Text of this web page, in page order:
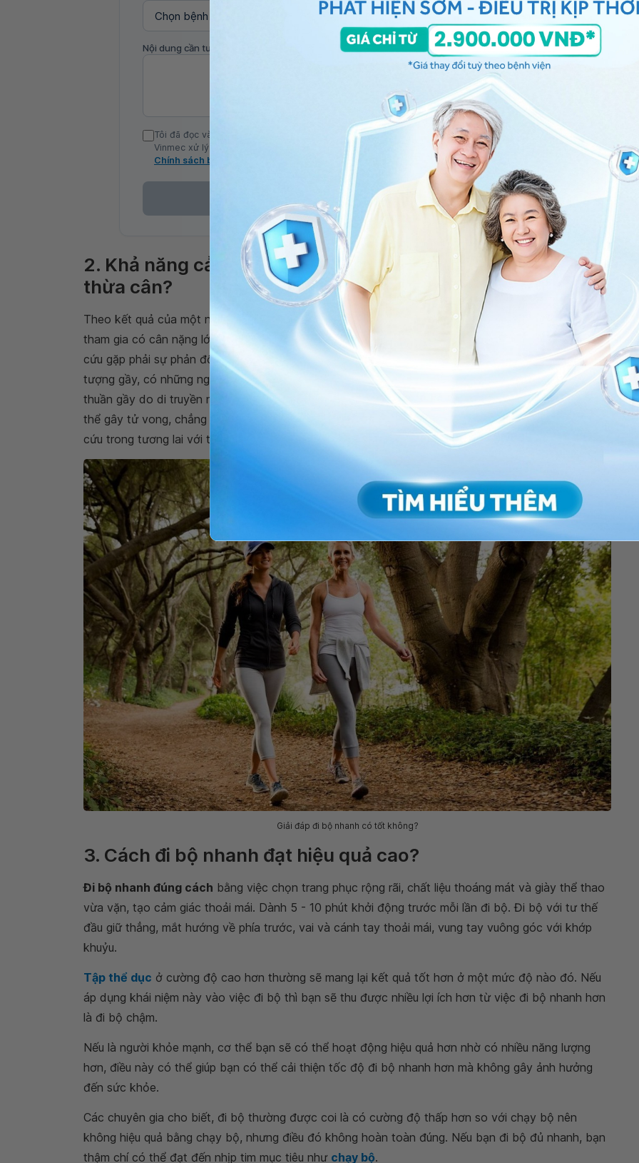
Nội dung cần tư vấn
Tôi đã đọc và đồng ý với Chính sách bảo vệ dữ liệu cá nhân của Vinmec và chấp thuận để
Vinmec xử lý DLCN của tôi theo quy định của pháp luật về bảo vệ DLCN.
Chính sách bảo mật
Đăng Ký
2. Khả năng cải thiện tuổi thọ của người gầy thấp hơn người
thừa cân?
Theo kết quả của một nghiên cứu, nhóm người có tuổi thọ thấp nhất không phải là những người
tham gia có cân nặng lớn nhất mà là những người có
dưới 20 kg/m2. Tuy nhiên nghiên
cứu gặp phải sự phản đối khi nhiều người cho rằng các nhà khoa học chưa phân loại nhóm đối
tượng gầy, có những người gầy do dinh dưỡng kém, thể trạng yếu ớt, những người khác chỉ đơn
thuần gầy do di truyền nhưng vẫn khỏe mạnh. Thêm vào đó là chưa đi sâu vào các nguyên nhân cụ
thể gây tử vong, chẳng hạn như
bệnh tim mạch
. Điều này cần được giải quyết cụ thể ở các nghiên
cứu trong tương lai với thời gian theo dõi lâu hơn.
Giải đáp đi bộ nhanh có tốt không?
3. Cách đi bộ nhanh đạt hiệu quả cao?
Đi bộ nhanh đúng cách bằng việc chọn trang phục rộng rãi, chất liệu thoáng mát và giày thể thao
vừa vặn, tạo cảm giác thoải mái. Dành 5 - 10 phút khởi động trước mỗi lần đi bộ. Đi bộ với tư thế
đầu giữ thẳng, mắt hướng về phía trước, vai và cánh tay thoải mái, vung tay vuông góc với khớp
khuỷu.
Tập thể dục ở cường độ cao hơn thường sẽ mang lại kết quả tốt hơn ở một mức độ nào đó. Nếu
áp dụng khái niệm này vào việc đi bộ thì bạn sẽ thu được nhiều lợi ích hơn từ việc đi bộ nhanh hơn
là đi bộ chậm.
Nếu là người khỏe mạnh, cơ thể bạn sẽ có thể hoạt động hiệu quả hơn nhờ có nhiều năng lượng
hơn, điều này có thể giúp bạn có thể cải thiện tốc độ đi bộ nhanh hơn mà không gây ảnh hưởng
đến sức khỏe.
Các chuyên gia cho biết, đi bộ thường được coi là có cường độ thấp hơn so với chạy bộ nên
không hiệu quả bằng chạy bộ, nhưng điều đó không hoàn toàn đúng. Nếu bạn đi bộ đủ nhanh, bạn
thậm chí có thể đạt đến nhịp tim mục tiêu như chạy bộ.